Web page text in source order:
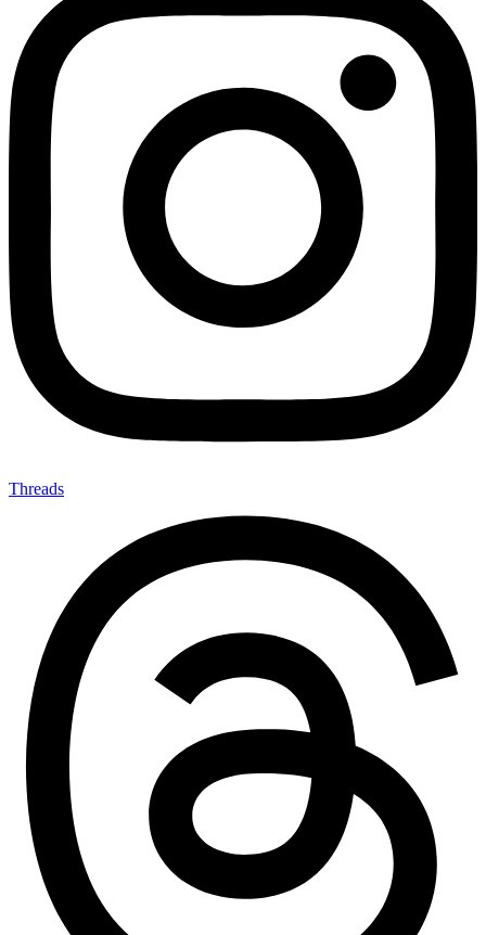
Threads